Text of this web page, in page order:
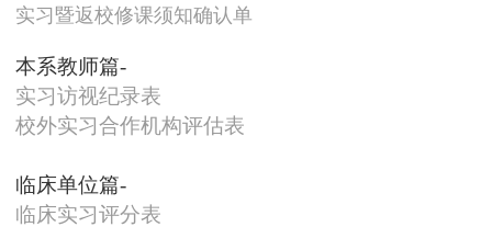
实习暨返校修课须知确认单
本系教师篇-
实习访视纪录表
校外实习合作机构评估表
临床单位篇-
临床实习评分表